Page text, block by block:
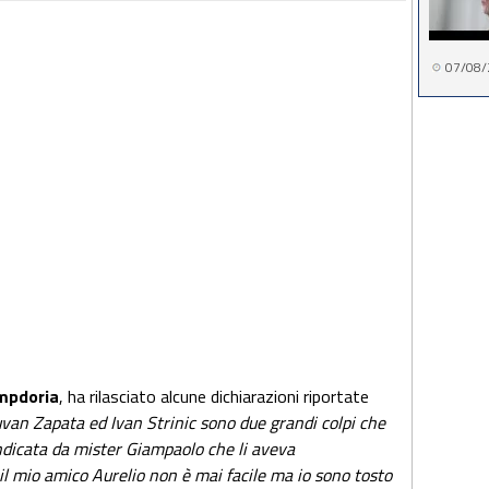
, ha rilasciato alcune dichiarazioni riportate
Zapata ed Ivan Strinic sono due grandi colpi che
da mister Giampaolo che li aveva
amico Aurelio non è mai facile ma io sono tosto
07/08/